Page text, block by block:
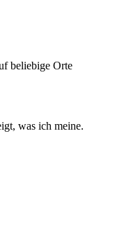
beliebige Orte
was ich meine.